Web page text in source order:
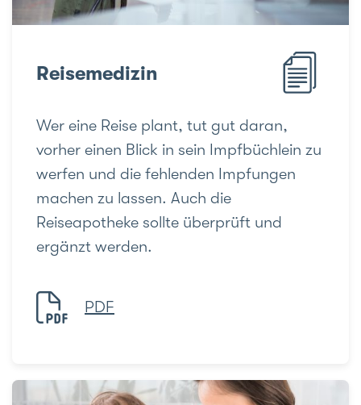
Reisemedizin
Wer eine Reise plant, tut gut daran,
vorher einen Blick in sein Impfbüchlein zu
werfen und die fehlenden Impfungen
machen zu lassen. Auch die
Reiseapotheke sollte überprüft und
ergänzt werden.
PDF